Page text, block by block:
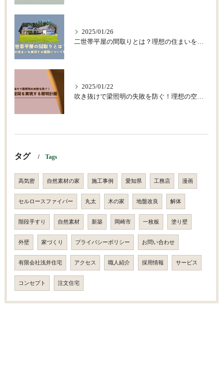
2025/01/26
二世帯平屋の間取りとは？理想の住まいを実現する種類について解説
2025/01/22
吹き抜けで梁照明の失敗を防ぐ！理想の空間を実現する照明計画
タグ Tags
高気密 自然素材の家 施工事例 愛知県 工務店 漫画
セルロースファイバー 丸太 木の家 地盤改良 解体
階段手すり 自然素材 新築 岡崎市 一枚板 塗り壁
外壁 家づくり プライバシーポリシー お問い合わせ
有限会社浅井住宅 アクセス 職人紹介 採用情報 サービス
コンセプト 注文住宅